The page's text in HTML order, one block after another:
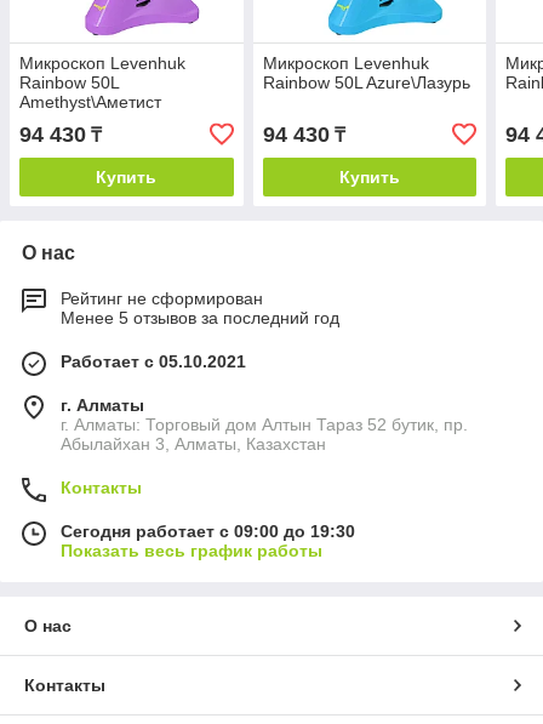
Микроскоп Levenhuk
Rainbow 50L
Amethyst\Аметист
94 430 ₸
Купить
Микроскоп Levenhuk
Rainbow 50L Azure\Лазурь
94 430₸
Купить
94
О нас
Рейтинг не сформирован
Менее 5 отзывов за последний год
Работает с 05.10.2021
г. Алматы
г. Алматы: Торговый дом Алтын Тараз 52 бутик, пр.
Абылайхан 3, Алматы, Казахстан
Контакты
Сегодня работает с 09:00 до 19:30
Показать весь график работы
О нас
Контакты